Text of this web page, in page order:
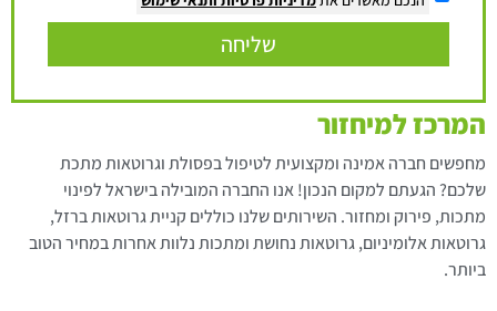
שליחה
המרכז למיחזור
מחפשים חברה אמינה ומקצועית לטיפול בפסולת וגרוטאות מתכת
שלכם? הגעתם למקום הנכון! אנו החברה המובילה בישראל לפינוי
מתכות, פירוק ומחזור. השירותים שלנו כוללים קניית גרוטאות ברזל,
גרוטאות אלומיניום, גרוטאות נחושת ומתכות נלוות אחרות במחיר הטוב
ביותר.